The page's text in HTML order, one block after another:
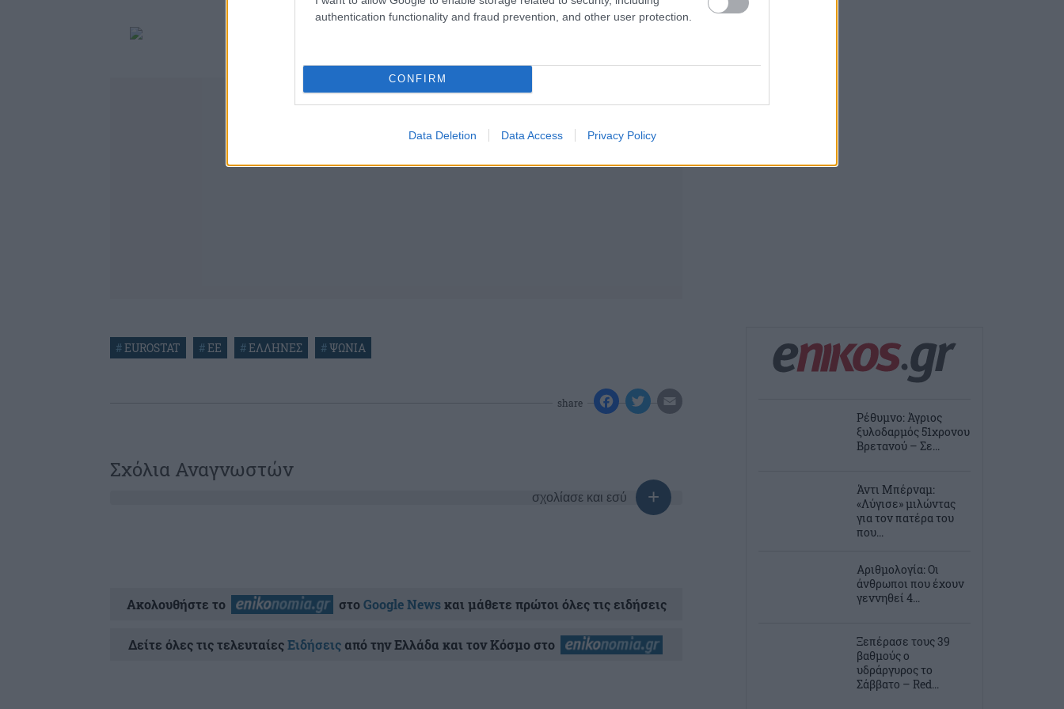
authentication functionality and fraud prevention, and other user protection.
CONFIRM
Data Deletion Data Access Privacy Policy
#EUROSTAT #ΕΕ #ΕΛΛΗΝΕΣ #ΨΩΝΙΑ
share
Σχόλια Αναγνωστών
σχολίασε και εσύ
Ακολουθήστε το στοGoogle Newsκαι μάθετε πρώτοι όλες τις ειδήσεις
Δείτε όλες τις τελευταίεςΕιδήσειςαπό την Ελλάδα και τον Κόσμο στο
Ρέθυμνο: Άγριος
ξυλοδαρμός 51χρονου
Βρετανού – Σε...
Άντι Μπέρναμ:
«Λύγισε» μιλώντας
για τον πατέρα του
που...
Αριθμολογία: Οι
άνθρωποι που έχουν
γεννηθεί 4...
Ξεπέρασε τους 39
βαθμούς ο
υδράργυρος το
Σάββατο – Red...